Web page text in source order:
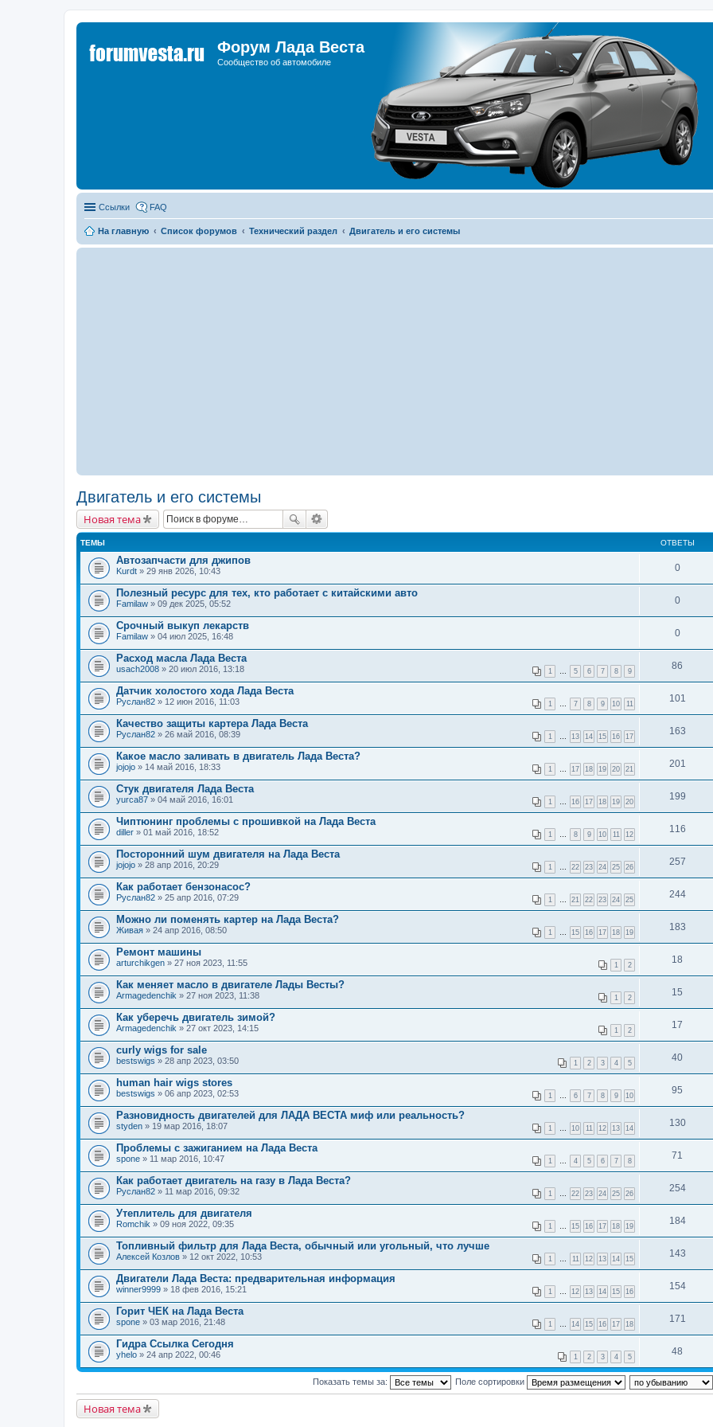
Форум Лада Веста
Сообщество об автомобиле
Ссылки FAQ
На главную Список форумов Технический раздел Двигатель и его системы
Двигатель и его системы
Новая тема
ТЕМЫ ОТВЕТЫ
Автозапчасти для джипов
Kurdt » 29 янв 2026, 10:43 0
Полезный ресурс для тех, кто работает с китайскими авто
Familaw » 09 дек 2025, 05:52 0
Cрочный выкуп лекарств
Familaw » 04 июл 2025, 16:48 0
Расход масла Лада Веста
1 … 5 6 7 8 9
usach2008 » 20 июл 2016, 13:18 86
Датчик холостого хода Лада Веста
1 … 7 8 9 10 11
Руслан82 » 12 июн 2016, 11:03 101
Качество защиты картера Лада Веста
1 … 13 14 15 16 17
Руслан82 » 26 май 2016, 08:39 163
Какое масло заливать в двигатель Лада Веста?
1 … 17 18 19 20 21
jojojo » 14 май 2016, 18:33 201
Стук двигателя Лада Веста
1 … 16 17 18 19 20
yurca87 » 04 май 2016, 16:01 199
Чиптюнинг проблемы с прошивкой на Лада Веста
1 … 8 9 10 11 12
diller » 01 май 2016, 18:52 116
Посторонний шум двигателя на Лада Веста
1 … 22 23 24 25 26
jojojo » 28 апр 2016, 20:29 257
Как работает бензонасос?
1 … 21 22 23 24 25
Руслан82 » 25 апр 2016, 07:29 244
Можно ли поменять картер на Лада Веста?
1 … 15 16 17 18 19
Живая » 24 апр 2016, 08:50 183
Ремонт машины
1 2
arturchikgen » 27 ноя 2023, 11:55 18
Как меняет масло в двигателе Лады Весты?
1 2
Armagedenchik » 27 ноя 2023, 11:38 15
Как уберечь двигатель зимой?
1 2
Armagedenchik » 27 окт 2023, 14:15 17
curly wigs for sale
1 2 3 4 5
bestswigs » 28 апр 2023, 03:50 40
human hair wigs stores
1 … 6 7 8 9 10
bestswigs » 06 апр 2023, 02:53 95
Разновидность двигателей для ЛАДА ВЕСТА миф или реальность?
1 … 10 11 12 13 14
styden » 19 мар 2016, 18:07 130
Проблемы с зажиганием на Лада Веста
1 … 4 5 6 7 8
spone » 11 мар 2016, 10:47 71
Как работает двигатель на газу в Лада Веста?
1 … 22 23 24 25 26
Руслан82 » 11 мар 2016, 09:32 254
Утеплитель для двигателя
1 … 15 16 17 18 19
Romchik » 09 ноя 2022, 09:35 184
Топливный фильтр для Лада Веста, обычный или угольный, что лучше
1 … 11 12 13 14 15
Алексей Козлов » 12 окт 2022, 10:53 143
Двигатели Лада Веста: предварительная информация
1 … 12 13 14 15 16
winner9999 » 18 фев 2016, 15:21 154
Горит ЧЕК на Лада Веста
1 … 14 15 16 17 18
spone » 03 мар 2016, 21:48 171
Гидра Ссылка Сегодня
1 2 3 4 5
yhelo » 24 апр 2022, 00:46 48
Показать темы за: Поле сортировки
Новая тема